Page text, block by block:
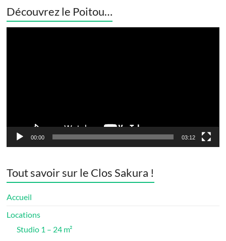
Découvrez le Poitou…
00:00 03:12
Tout savoir sur le Clos Sakura !
Accueil
Locations
Studio 1 – 24 m²